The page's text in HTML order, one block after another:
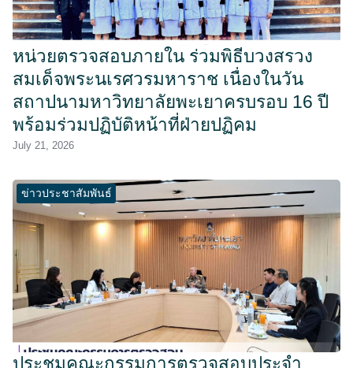
หน่วยตรวจสอบภายใน ร่วมพิธีบวงสรวง
สมเด็จพระนเรศวรมหาราช เนื่องในวัน
สถาปนามหาวิทยาลัยพะเยาครบรอบ 16 ปี
พร้อมร่วมปฏิบัติหน้าที่ฝ่ายปฏิคม
July 21, 2026
ข่าวประชาสัมพันธ์
ประชุมคณะกรรมการตรวจสอบประจำ